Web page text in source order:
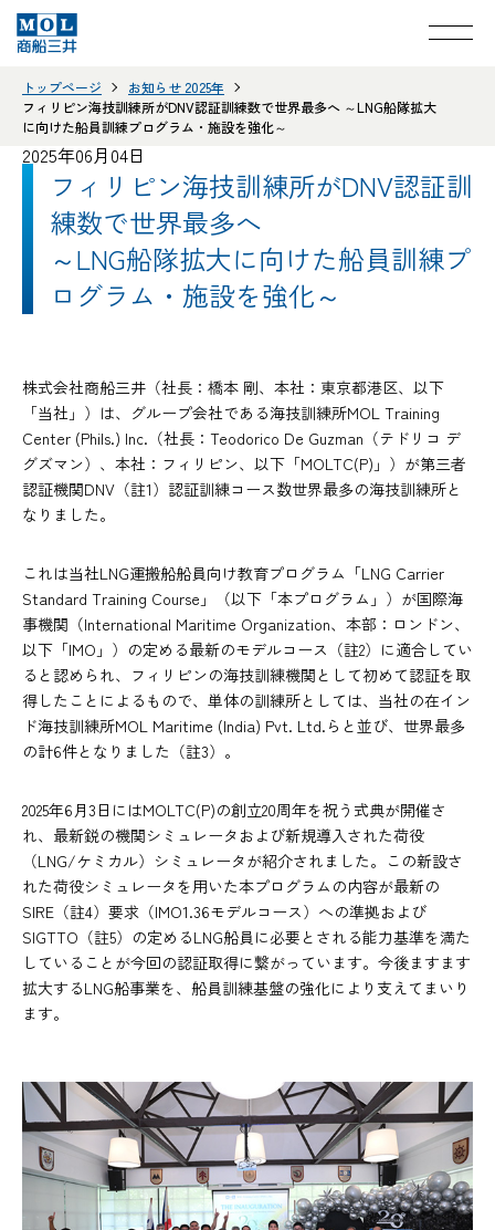
トップページ
お知らせ 2025年
フィリピン海技訓練所がDNV認証訓練数で世界最多へ ～LNG船隊拡大
に向けた船員訓練プログラム・施設を強化～
2025年06月04日
フィリピン海技訓練所がDNV認証訓
練数で世界最多へ
～LNG船隊拡大に向けた船員訓練プ
ログラム・施設を強化～
株式会社商船三井（社長：橋本 剛、本社：東京都港区、以下
「当社」）は、グループ会社である海技訓練所MOL Training
Center (Phils.) Inc.（社長：Teodorico De Guzman（テドリコ デ
グズマン）、本社：フィリピン、以下「MOLTC(P)」）が第三者
認証機関DNV（註1）認証訓練コース数世界最多の海技訓練所と
なりました。
これは当社LNG運搬船船員向け教育プログラム「LNG Carrier
Standard Training Course」（以下「本プログラム」）が国際海
事機関（International Maritime Organization、本部：ロンドン、
以下「IMO」）の定める最新のモデルコース（註2）に適合してい
ると認められ、フィリピンの海技訓練機関として初めて認証を取
得したことによるもので、単体の訓練所としては、当社の在イン
ド海技訓練所MOL Maritime (India) Pvt. Ltd.らと並び、世界最多
の計6件となりました（註3）。
2025年6月3日にはMOLTC(P)の創立20周年を祝う式典が開催さ
れ、最新鋭の機関シミュレータおよび新規導入された荷役
（LNG/ケミカル）シミュレータが紹介されました。この新設さ
れた荷役シミュレータを用いた本プログラムの内容が最新の
SIRE（註4）要求（IMO1.36モデルコース）への準拠および
SIGTTO（註5）の定めるLNG船員に必要とされる能力基準を満た
していることが今回の認証取得に繋がっています。今後ますます
拡大するLNG船事業を、船員訓練基盤の強化により支えてまいり
ます。